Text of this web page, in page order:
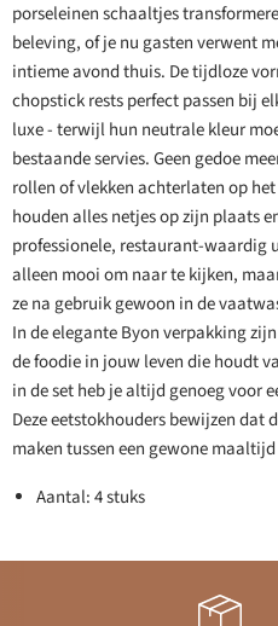
porseleinen schaaltjes
beleving, of je nu gasten verwent
intieme avond thuis. De tijdloze
chopstick rests perfect passen bij
luxe - terwijl hun neutrale kleur
bestaande servies. Geen gedoe
rollen of vlekken achterlaten op
houden alles netjes op zijn plaats
professionele, restaurant-waardig
alleen mooi om naar te kijken,
ze na gebruik gewoon in de
In de elegante Byon verpakking
de foodie in jouw leven die houdt
in de set heb je altijd genoeg voor
Deze eetstokhouders bewijzen dat
maken tussen een gewone
Aantal: 4 stuks